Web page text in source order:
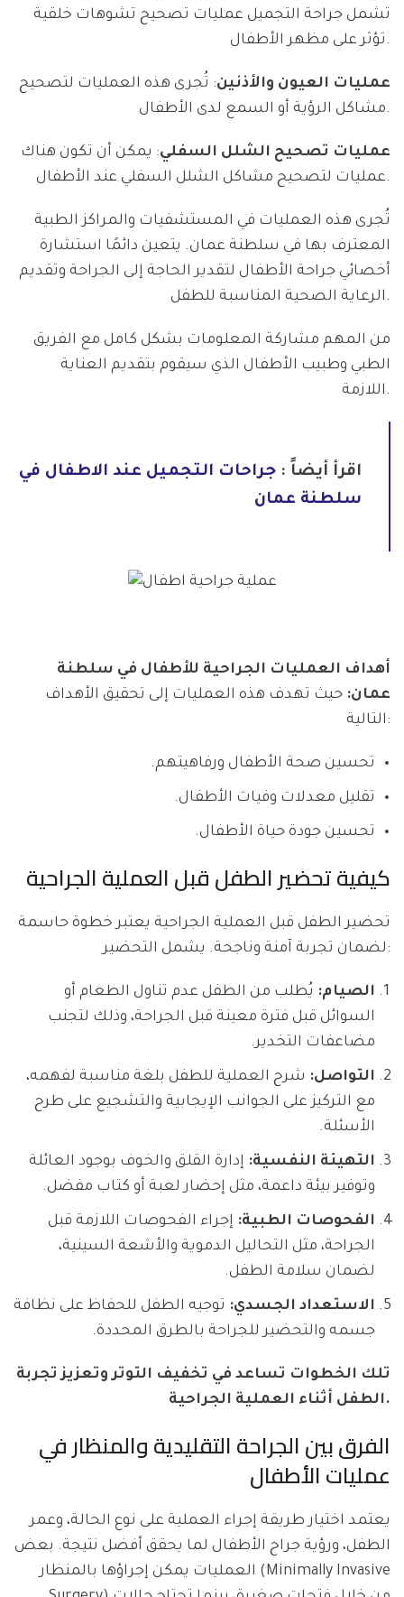
تشمل جراحة التجميل عمليات تصحيح تشوهات خلقية
تؤثر على مظهر الأطفال.
عمليات العيون والأذنين: تُجرى هذه العمليات لتصحيح
مشاكل الرؤية أو السمع لدى الأطفال.
عمليات تصحيح الشلل السفلي: يمكن أن تكون هناك
عمليات لتصحيح مشاكل الشلل السفلي عند الأطفال.
تُجرى هذه العمليات في المستشفيات والمراكز الطبية
المعترف بها في سلطنة عمان. يتعين دائمًا استشارة
أخصائي جراحة الأطفال لتقدير الحاجة إلى الجراحة وتقديم
الرعاية الصحية المناسبة للطفل.
من المهم مشاركة المعلومات بشكل كامل مع الفريق
الطبي وطبيب الأطفال الذي سيقوم بتقديم العناية
اللازمة.
اقرأ أيضاً : جراحات التجميل عند الاطفال في
سلطنة عمان
أهداف العمليات الجراحية للأطفال في سلطنة
عمان: حيث تهدف هذه العمليات إلى تحقيق الأهداف
التالية:
تحسين صحة الأطفال ورفاهيتهم.
تقليل معدلات وفيات الأطفال.
تحسين جودة حياة الأطفال.
كيفية تحضير الطفل قبل العملية الجراحية
تحضير الطفل قبل العملية الجراحية يعتبر خطوة حاسمة
لضمان تجربة آمنة وناجحة. يشمل التحضير:
الصيام: يُطلب من الطفل عدم تناول الطعام أو
السوائل قبل فترة معينة قبل الجراحة، وذلك لتجنب
مضاعفات التخدير.
التواصل: شرح العملية للطفل بلغة مناسبة لفهمه،
مع التركيز على الجوانب الإيجابية والتشجيع على طرح
الأسئلة.
التهيئة النفسية: إدارة القلق والخوف بوجود العائلة
وتوفير بيئة داعمة، مثل إحضار لعبة أو كتاب مفضل.
الفحوصات الطبية: إجراء الفحوصات اللازمة قبل
الجراحة، مثل التحاليل الدموية والأشعة السينية،
لضمان سلامة الطفل.
الاستعداد الجسدي: توجيه الطفل للحفاظ على نظافة
جسمه والتحضير للجراحة بالطرق المحددة.
تلك الخطوات تساعد في تخفيف التوتر وتعزيز تجربة
الطفل أثناء العملية الجراحية.
الفرق بين الجراحة التقليدية والمنظار في
عمليات الأطفال
يعتمد اختيار طريقة إجراء العملية على نوع الحالة، وعمر
الطفل، ورؤية جراح الأطفال لما يحقق أفضل نتيجة. بعض
العمليات يمكن إجراؤها بالمنظار (Minimally Invasive